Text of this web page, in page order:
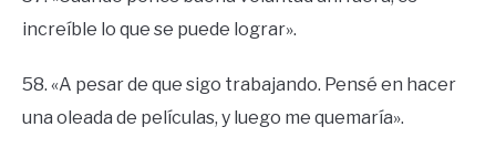
increíble lo que se puede lograr».
58. «A pesar de que sigo trabajando. Pensé en hacer
una oleada de películas, y luego me quemaría».